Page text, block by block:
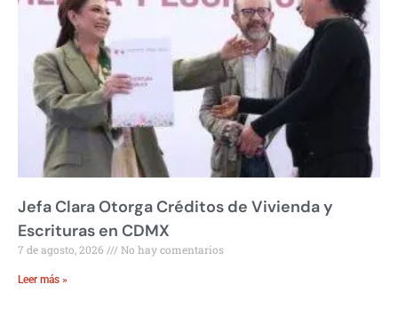
Jefa Clara Otorga Créditos de Vivienda y
Escrituras en CDMX
7 de agosto, 2026 No hay comentarios
Leer más »